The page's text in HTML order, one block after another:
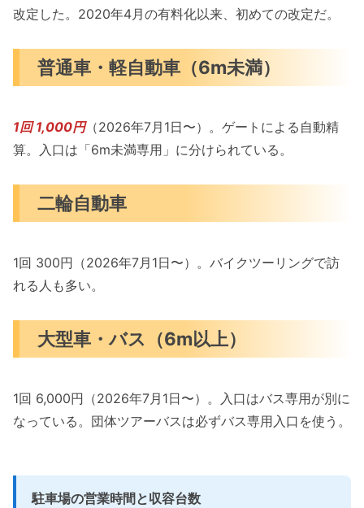
改定した。2020年4月の有料化以来、初めての改定だ。
普通車・軽自動車（6m未満）
1回 1,000円（2026年7月1日〜）。ゲートによる自動精
算。入口は「6m未満専用」に分けられている。
二輪自動車
1回 300円（2026年7月1日〜）。バイクツーリングで訪
れる人も多い。
大型車・バス（6m以上）
1回 6,000円（2026年7月1日〜）。入口はバス専用が別に
なっている。団体ツアーバスは必ずバス専用入口を使う。
駐車場の営業時間と収容台数